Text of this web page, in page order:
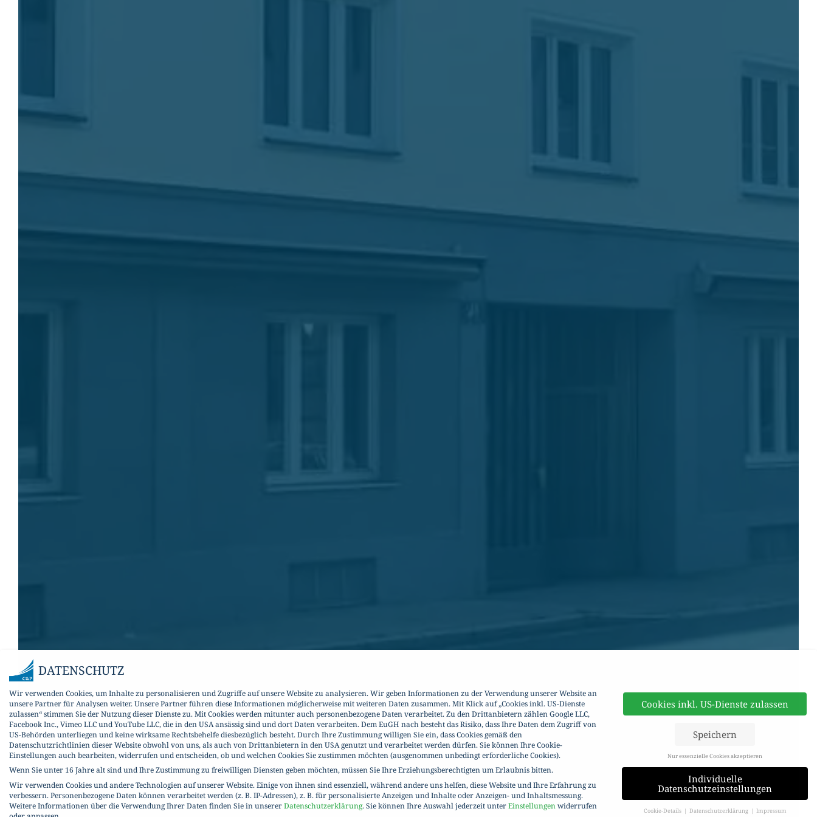
DATENSCHUTZ
Wir verwenden Cookies, um Inhalte zu personalisieren und Zugriffe auf unsere Website zu analysieren. Wir geben Informationen zu der Verwendung unserer Website an
unsere Partner für Analysen weiter. Unsere Partner führen diese Informationen möglicherweise mit weiteren Daten zusammen. Mit Klick auf „Cookies inkl. US-Dienste
zulassen“ stimmen Sie der Nutzung dieser Dienste zu. Mit Cookies werden mitunter auch personenbezogene Daten verarbeitet. Zu den Drittanbietern zählen Google LLC,
Facebook Inc., Vimeo LLC und YouTube LLC, die in den USA ansässig sind und dort Daten verarbeiten. Dem EuGH nach besteht das Risiko, dass Ihre Daten dem Zugriff von
US-Behörden unterliegen und keine wirksame Rechtsbehelfe diesbezüglich besteht. Durch Ihre Zustimmung willigen Sie ein, dass Cookies gemäß den
Datenschutzrichtlinien dieser Website obwohl von uns, als auch von Drittanbietern in den USA genutzt und verarbeitet werden dürfen. Sie können Ihre Cookie-
Einstellungen auch bearbeiten, widerrufen und entscheiden, ob und welchen Cookies Sie zustimmen möchten (ausgenommen unbedingt erforderliche Cookies).
Wenn Sie unter 16 Jahre alt sind und Ihre Zustimmung zu freiwilligen Diensten geben möchten, müssen Sie Ihre Erziehungsberechtigten um Erlaubnis bitten.
Wir verwenden Cookies und andere Technologien auf unserer Website. Einige von ihnen sind essenziell, während andere uns helfen, diese Website und Ihre Erfahrung zu
verbessern.Personenbezogene Daten können verarbeitet werden (z. B. IP-Adressen), z. B. für personalisierte Anzeigen und Inhalte oder Anzeigen- und Inhaltsmessung.
Weitere Informationen über die Verwendung Ihrer Daten finden Sie in unsererDatenschutzerklärung.Sie können Ihre Auswahl jederzeit unterEinstellungenwiderrufen
Cookies inkl. US-Dienste zulassen
Speichern
Nur essenzielle Cookies akzeptieren
Individuelle
Datenschutzeinstellungen
Cookie-Details Datenschutzerklärung Impressum